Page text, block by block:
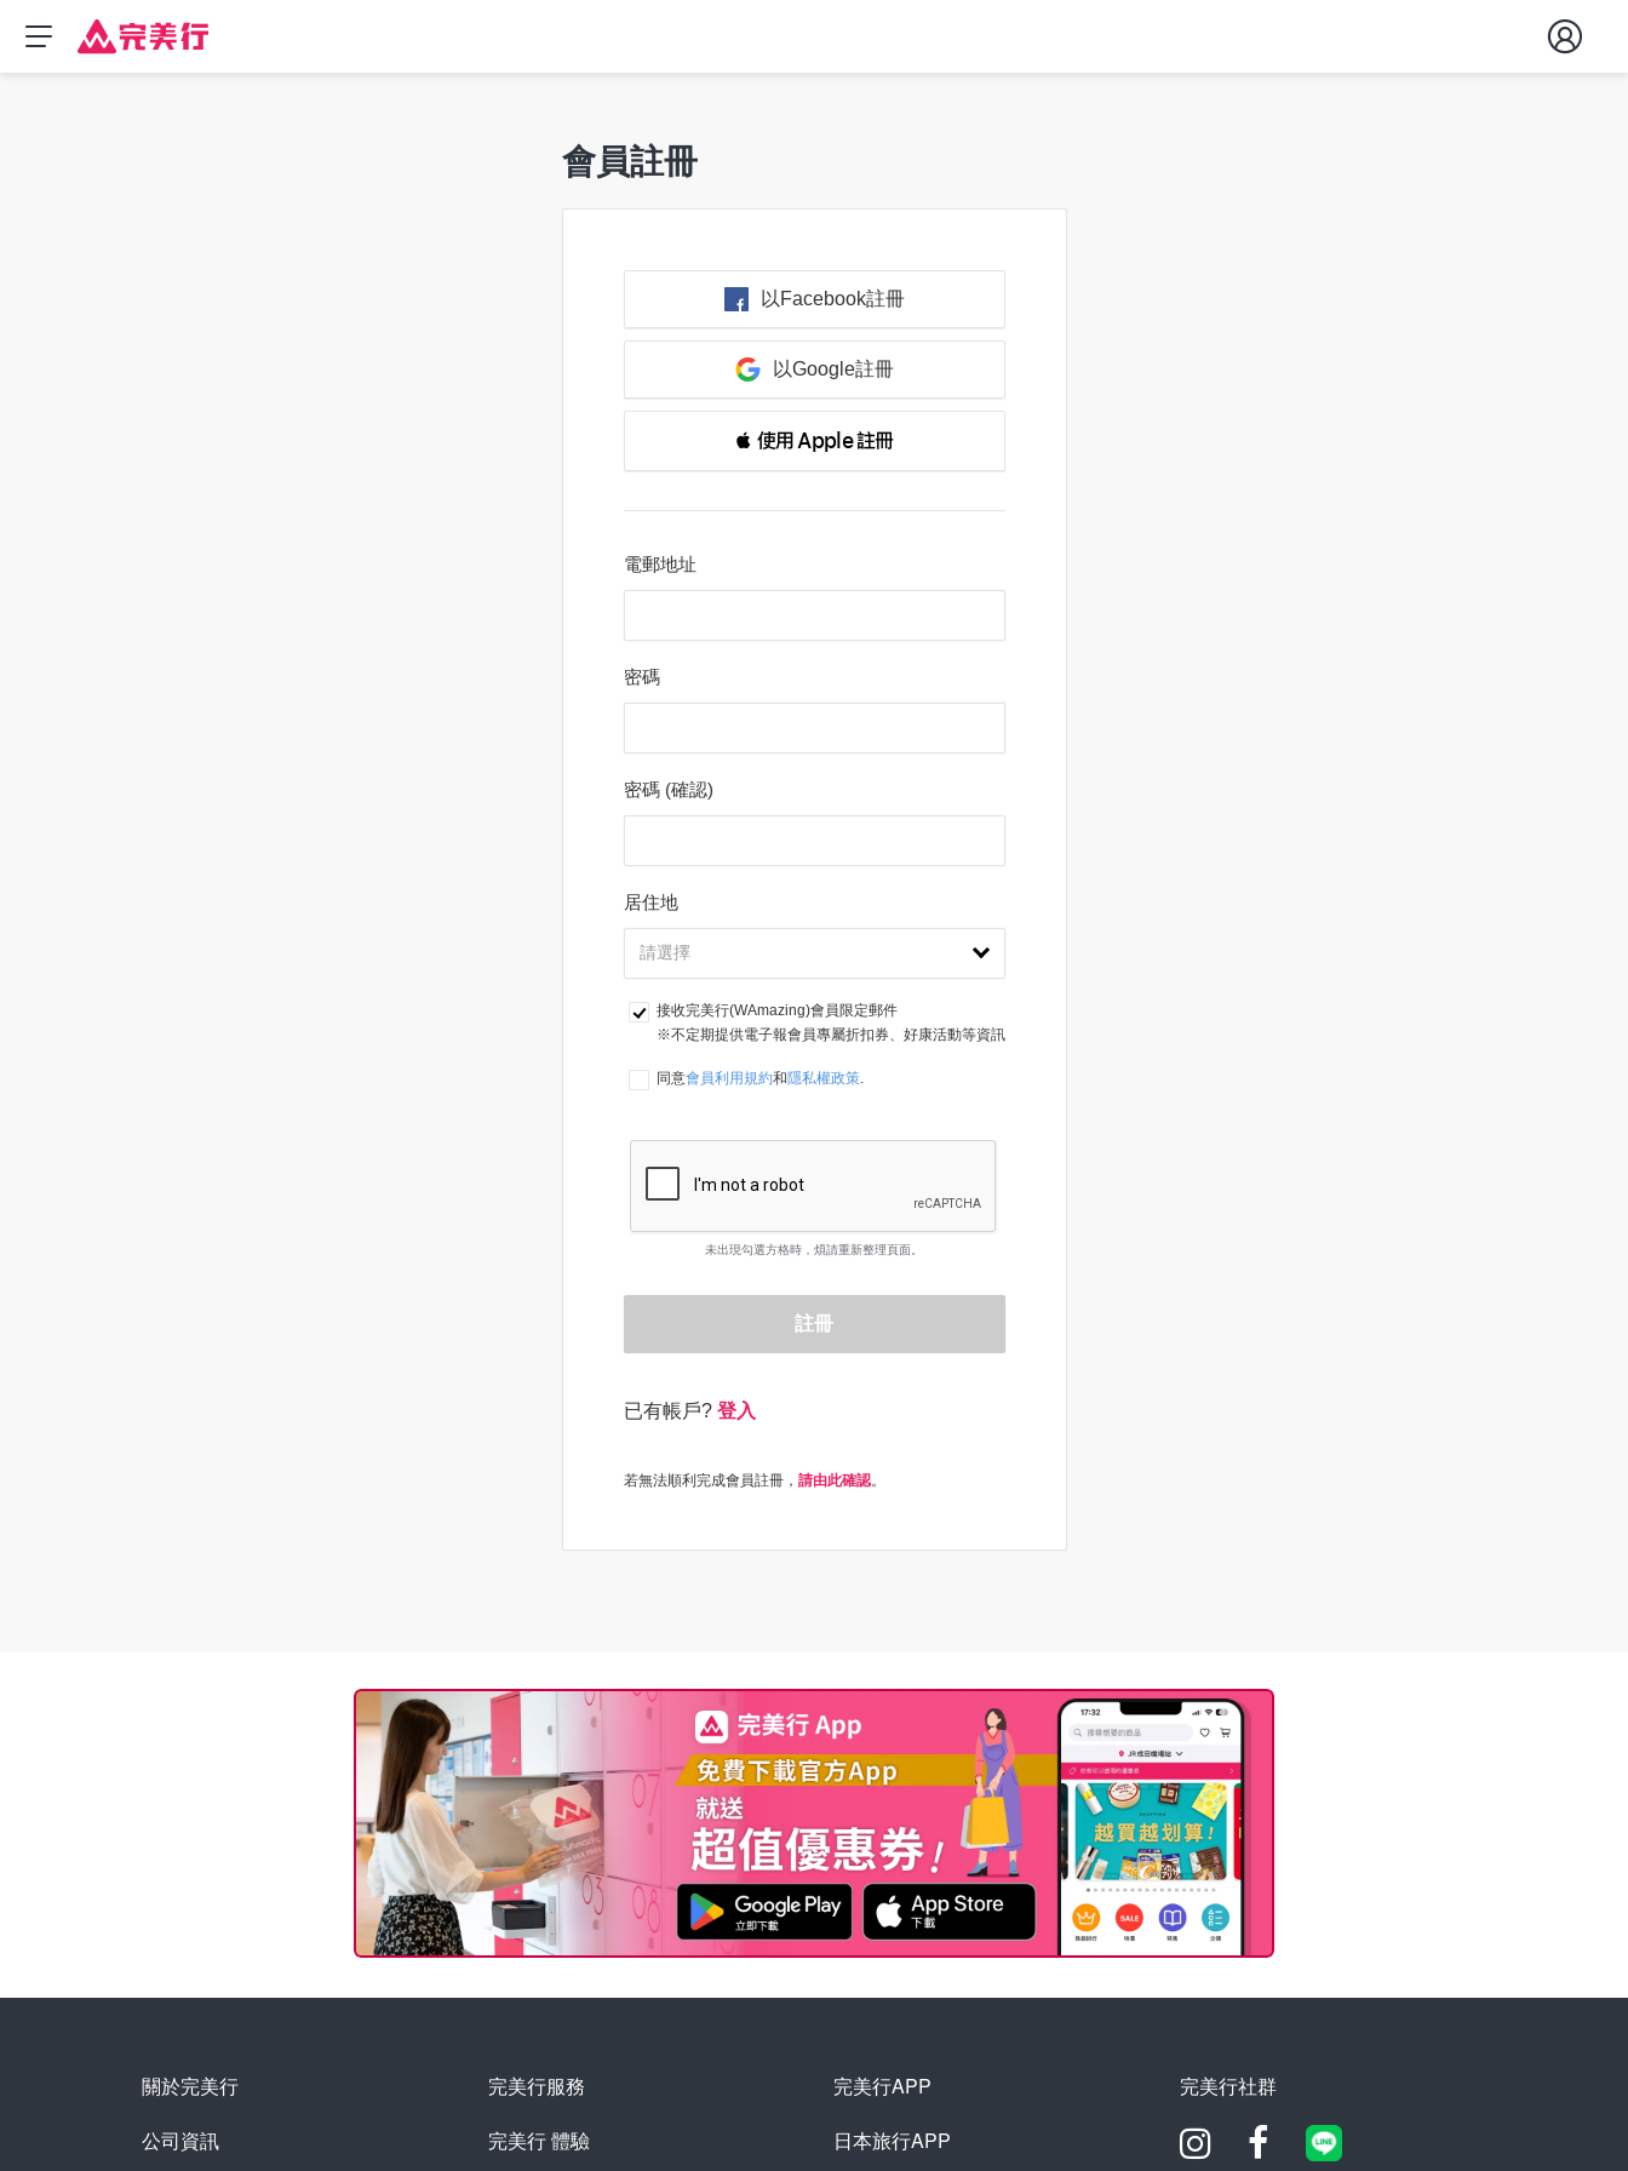
會員註冊
以Facebook註冊
以Google註冊
 使用 Apple 註冊
電郵地址
密碼
密碼 (確認)
居住地
接收完美行(WAmazing)會員限定郵件
※不定期提供電子報會員專屬折扣券、好康活動等資訊
同意會員利用規約和隱私權政策.
未出現勾選方格時，煩請重新整理頁面。
註冊
已有帳戶? 登入
若無法順利完成會員註冊， 請由此確認。
關於完美行
公司資訊
完美行服務
完美行體驗
完美行APP
日本旅行APP
完美行社群